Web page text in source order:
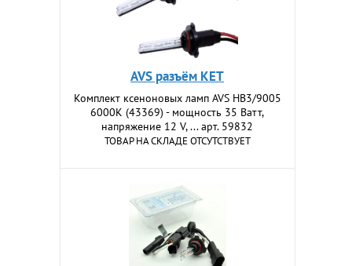
AVS разъём KET
Комплект ксеноновых ламп AVS HB3/9005
6000K (43369) - мощность 35 Ватт,
напряжение 12 V, ... арт. 59832
ТОВАР НА СКЛАДЕ ОТСУТСТВУЕТ